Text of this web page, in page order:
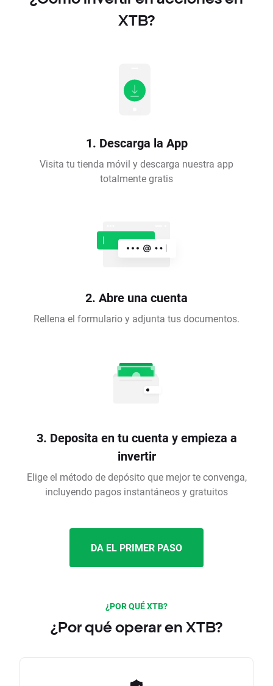
XTB?
1. Descarga la App
Visita tu tienda móvil y descarga nuestra app
totalmente gratis
2. Abre una cuenta
Rellena el formulario y adjunta tus documentos.
3. Deposita en tu cuenta y empieza a
invertir
Elige el método de depósito que mejor te convenga,
incluyendo pagos instantáneos y gratuitos
DA EL PRIMER PASO
¿POR QUÉ XTB?
¿Por qué operar en XTB?